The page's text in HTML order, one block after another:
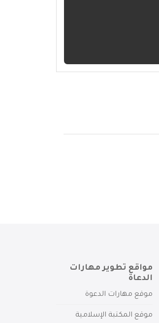
مواقع تطوير مهارات
الدعاة
موقع مهارات الدعوة
موقع المكتبة الإسلامية